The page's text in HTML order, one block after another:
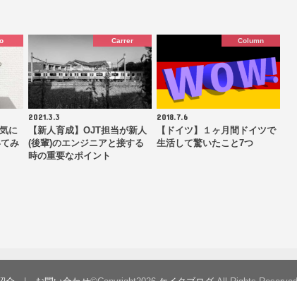
に
み
Carrer
2021.3.3
【新人育成】OJT担当が新人
(後輩)のエンジニアと接する
時の重要なポイント
Column
2018.7.6
【ドイツ】１ヶ月間ドイツで
生活して驚いたこと7つ